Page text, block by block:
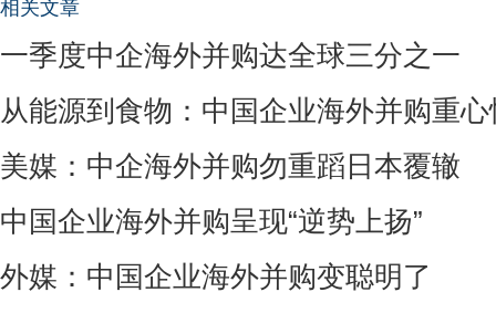
相关文章
一季度中企海外并购达全球三分之一
从能源到食物：中国企业海外并购重
美媒：中企海外并购勿重蹈日本覆辙
中国企业海外并购呈现“逆势上扬”
外媒：中国企业海外并购变聪明了